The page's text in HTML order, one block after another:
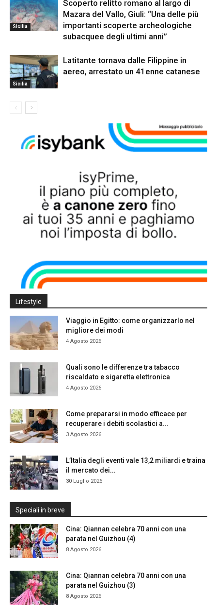
Sicilia
Scoperto relitto romano al largo di
Mazara del Vallo, Giuli: “Una delle più
importanti scoperte archeologiche
subacquee degli ultimi anni”
Sicilia
Latitante tornava dalle Filippine in
aereo, arrestato un 41enne catanese
Lifestyle
Viaggio in Egitto: come organizzarlo nel
migliore dei modi
4 Agosto 2026
Quali sono le differenze tra tabacco
riscaldato e sigaretta elettronica
4 Agosto 2026
Come prepararsi in modo efficace per
recuperare i debiti scolastici a...
3 Agosto 2026
L’Italia degli eventi vale 13,2 miliardi e traina
il mercato dei...
30 Luglio 2026
Speciali in breve
Cina: Qiannan celebra 70 anni con una
parata nel Guizhou (4)
8 Agosto 2026
Cina: Qiannan celebra 70 anni con una
parata nel Guizhou (3)
8 Agosto 2026